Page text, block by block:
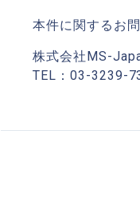
本件に関するお
株式会社MS-
TEL：03-3239-